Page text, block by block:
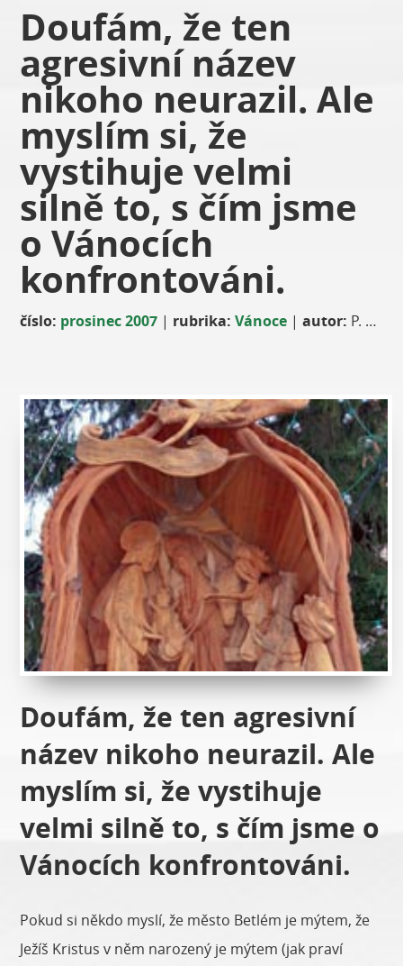
Doufám, že ten
agresivní název
nikoho neurazil. Ale
myslím si, že
vystihuje velmi
silně to, s čím jsme
o Vánocích
konfrontováni.
číslo: prosinec 2007 | rubrika: Vánoce |autor: P. Michael Špilar
Doufám, že ten agresivní
název nikoho neurazil. Ale
myslím si, že vystihuje
velmi silně to, s čím jsme o
Vánocích konfrontováni.
Pokud si někdo myslí, že město Betlém je mýtem, že
Ježíš Kristus v něm narozený je mýtem (jak praví